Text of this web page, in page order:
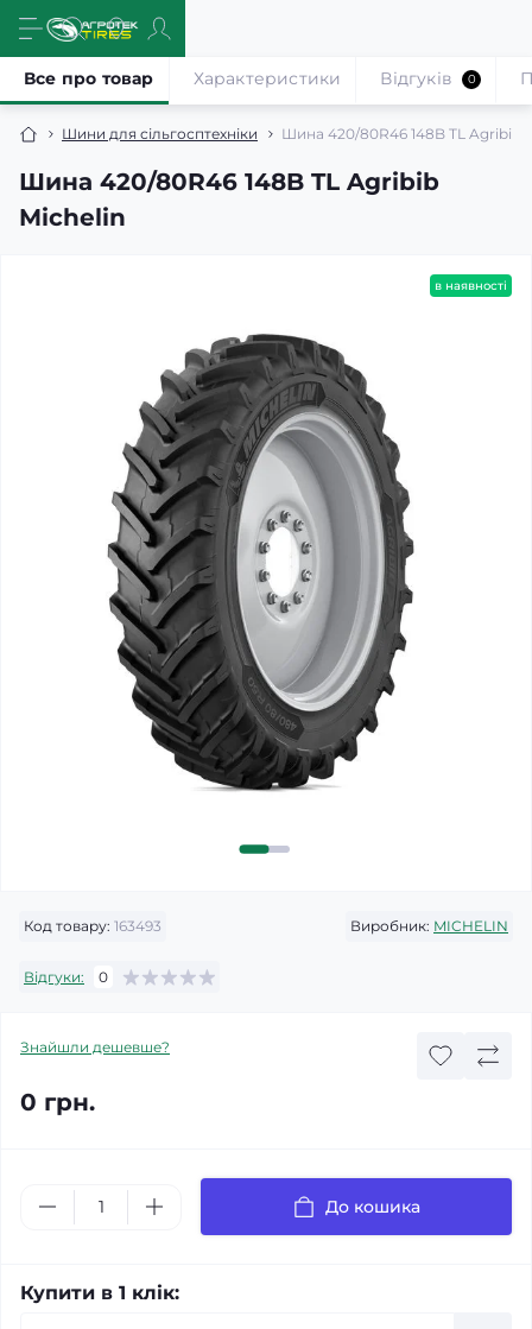
Шини для сільгосптехніки Шина 420/80R46 148B TL Agribib
Шина 420/80R46 148B TL Agribib
Michelin
Все про товар Характеристики Відгуків 0
в наявності
Код товару: 163493 Виробник: MICHELIN
Відгуки: 0
Знайшли дешевше?
0 грн.
До кошика
Купити в 1 клік: